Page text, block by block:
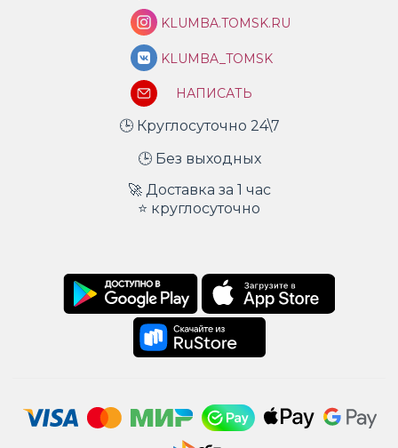
KLUMBA.TOMSK.RU
KLUMBA_TOMSK
НАПИСАТЬ
🕒 Круглосуточно 24\7
🕒 Без выходных
🚀 Доставка за 1 час
⭐ круглосуточно